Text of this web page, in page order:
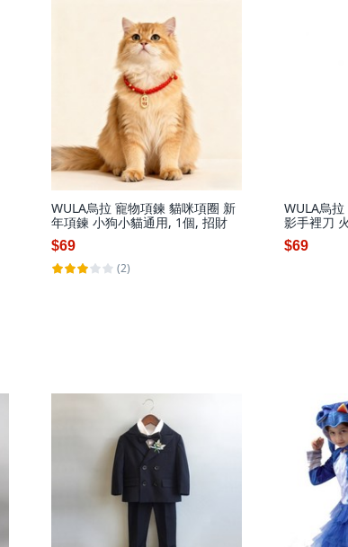
WULA烏拉 寵物項鍊 貓咪項圈 新
年項鍊 小狗小貓通用, 1個, 招財
$69
(2)
WULA烏
影手裡刀
$69